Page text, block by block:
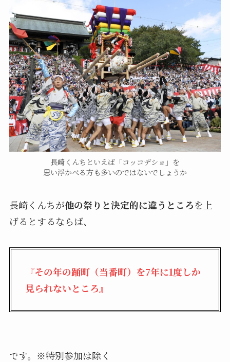
長崎くんちといえば「コッコデショ」を
思い浮かべる方も多いのではないでしょうか
長崎くんちが他の祭りと決定的に違うところを上
げるとするならば、
『その年の踊町（当番町）を7年に1度しか
見られないところ』
です。※特別参加は除く